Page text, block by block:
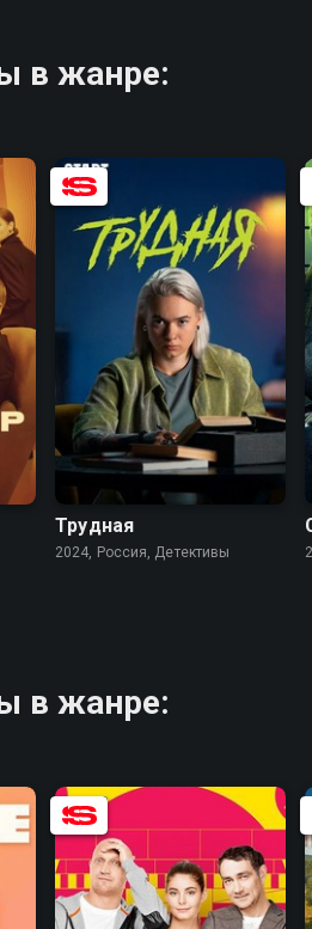
в жанре:
7.1 7.8
Трудная
2024, Россия, Детективы
в жанре: